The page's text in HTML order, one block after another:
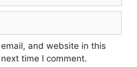
and website in this
time I comment.